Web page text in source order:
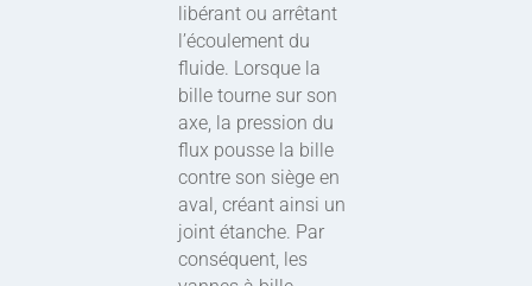
libérant ou arrêtant
l’écoulement du
fluide. Lorsque la
bille tourne sur son
axe, la pression du
flux pousse la bille
contre son siège en
aval, créant ainsi un
joint étanche. Par
conséquent, les